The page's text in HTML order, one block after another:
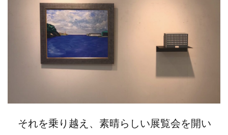
それを乗り越え、素晴らしい展覧会を開い